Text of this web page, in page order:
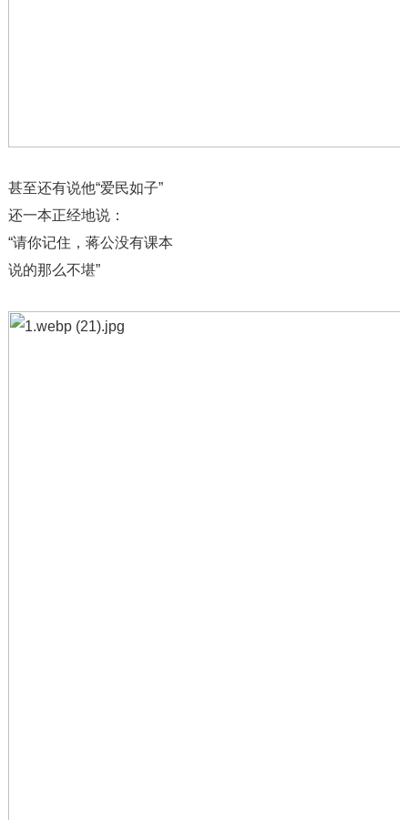
甚至还有说他“爱民如子”
还一本正经地说：
“请你记住，蒋公没有课本
说的那么不堪”